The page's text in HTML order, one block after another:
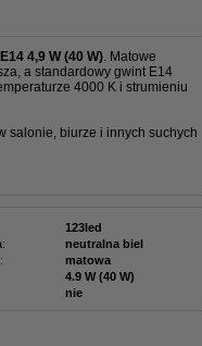
4,9 W (40 W). Matowe
a standardowy gwint E14
4000 K i strumieniu
salonie, biurze i innych suchych
123led
neutralna biel
matowa
4.9 W (40 W)
nie